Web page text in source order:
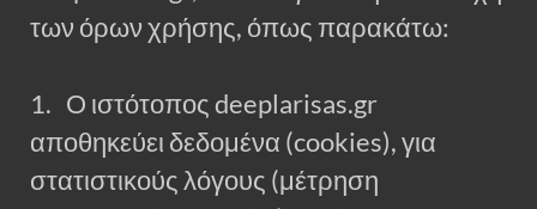
των όρων χρήσης, όπως παρακάτω:
1. Ο ιστότοπος deeplarisas.gr
αποθηκεύει δεδομένα (cookies), για
στατιστικούς λόγους (μέτρηση